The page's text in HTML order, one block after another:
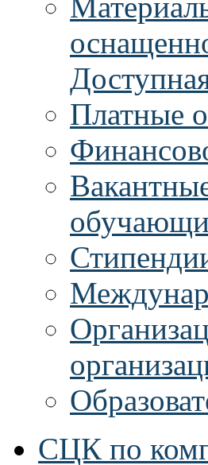
Платные
СЦК по